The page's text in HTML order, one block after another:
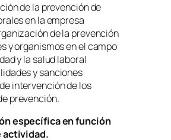
de la prevención de
en la empresa
de la prevención
y organismos en el campo
y la salud laboral
y sanciones
intervención de los
prevención.
específica en función
actividad.